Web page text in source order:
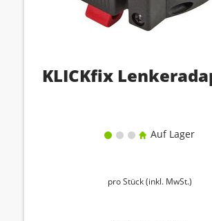
KLICKfix
Auf Lager
pro Stück (inkl. MwSt.)